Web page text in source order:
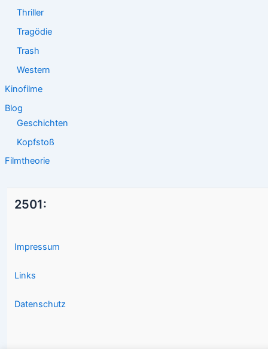
Thriller
Tragödie
Trash
Western
Kinofilme
Blog
Geschichten
Kopfstoß
Filmtheorie
2501:
Impressum
Links
Datenschutz